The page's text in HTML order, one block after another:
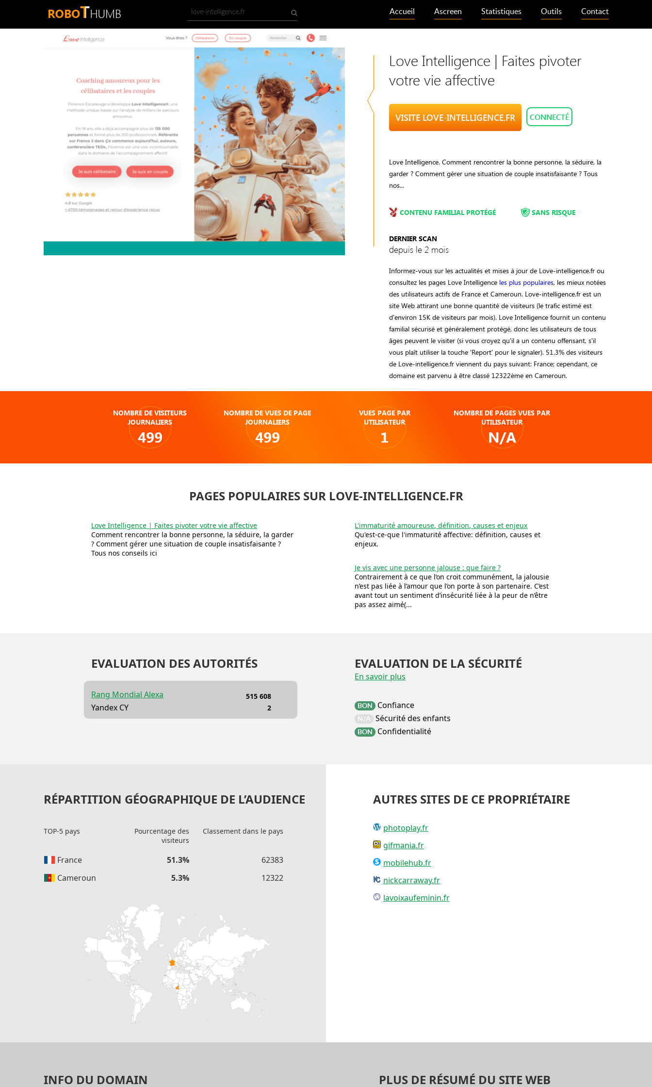
Accueil Ascreen Statistiques Outils Contact
Love Intelligence | Faites pivoter
votre vie affective
VISITE LOVE-INTELLIGENCE.FR CONNECTÉ
Love Intelligence. Comment rencontrer la bonne personne, la séduire, la
garder ? Comment gérer une situation de couple insatisfaisante ? Tous
nos...
CONTENU FAMILIAL PROTÉGÉ
DERNIER SCAN
depuis le 2 mois
SANS RISQUE
Informez-vous sur les actualités et mises à jour de Love-intelligence.fr ou
consultez les pages Love Intelligence les plus populaires, les mieux notées
des utilisateurs actifs de France et Cameroun. Love-intelligence.fr est un
site Web attirant une bonne quantité de visiteurs (le trafic estimé est
d'environ 15K de visiteurs par mois). Love Intelligence fournit un contenu
familial sécurisé et généralement protégé, donc les utilisateurs de tous
âges peuvent le visiter (si vous croyez qu'il a un contenu offensant, s'il
vous plaît utiliser la touche 'Report' pour le signaler). 51.3% des visiteurs
de Love-intelligence.fr viennent du pays suivant: France; cependant, ce
domaine est parvenu à être classé 12322ème en Cameroun.
NOMBRE DE VISITEURS
JOURNALIERS
499
NOMBRE DE VUES DE PAGE
JOURNALIERS
499
VUES PAGE PAR
UTILISATEUR
1
NOMBRE DE PAGES VUES PAR
UTILISATEUR
N/A
PAGES POPULAIRES SUR LOVE-INTELLIGENCE.FR
Love Intelligence | Faites pivoter votre vie affective
Comment rencontrer la bonne personne, la séduire, la garder
? Comment gérer une situation de couple insatisfaisante ?
Tous nos conseils ici
L'immaturité amoureuse, définition, causes et enjeux
Qu'est-ce-que l'immaturité affective: définition, causes et
enjeux.
Je vis avec une personne jalouse : que faire ?
Contrairement à ce que l’on croit communément, la jalousie
n’est pas liée à l’amour que l’on porte à son partenaire. C’est
avant tout un sentiment d’insécurité liée à la peur de n’être
pas assez aimé(...
EVALUATION DES AUTORITÉS
Rang Mondial Alexa
Yandex CY
515 608
2
EVALUATION DE LA SÉCURITÉ
En savoir plus
BON Confiance
N/A Sécurité des enfants
BON Confidentialité
RÉPARTITION GÉOGRAPHIQUE DE L’AUDIENCE
TOP-5 pays
Pourcentage des
visiteurs
Classement dans le pays
France 51.3%
62383
Cameroun
5.3% 12322
AUTRES SITES DE CE PROPRIÉTAIRE
photoplay.fr
gifmania.fr
mobilehub.fr
nickcarraway.fr
lavoixaufeminin.fr
INFO DU DOMAIN PLUS DE RÉSUMÉ DU SITE WEB